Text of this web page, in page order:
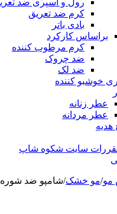
رول و اسپری ضد
کرم ضد تعریق
بادی باتر
براساس کارکرد
کرم مرطوب کننده
ضد چروک
ضد لک
خوشبو کننده
عطر زنانه
عطر مردانه
هدیه
مقررات سایت شکوه شاپ
مو/مو خشک/شامپو ضد شوره